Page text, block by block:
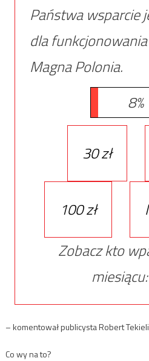
Państwa wsparcie
dla
Magna Polonia.
8%
30 zł
100 zł
Zobacz kto
miesiącu:
– komentował publicysta Robert Tekieli
Co wy na to?